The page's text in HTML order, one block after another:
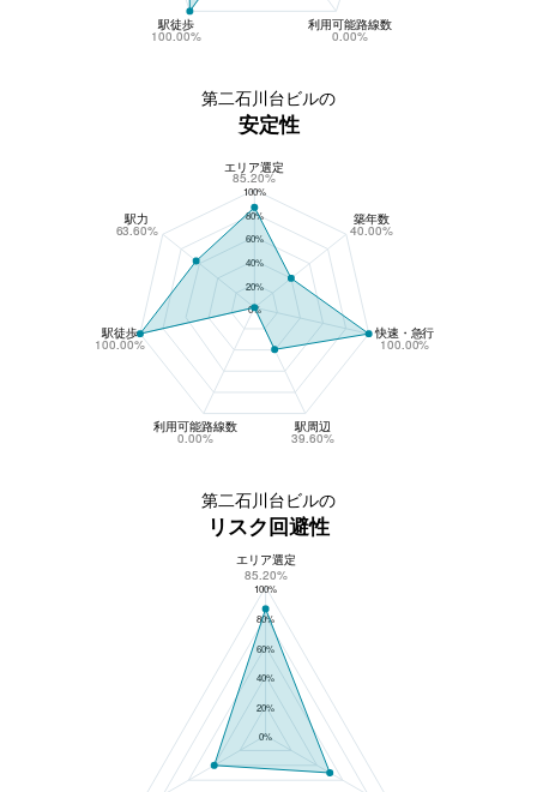
駅徒歩
100.00%
利用可能路線数
0.00%
第二石川台ビルの
安定性
100%
80%
60%
40%
20%
0%
エリア選定
85.20%
駅力
63.60%
駅徒歩
100.00%
利用可能路線数
0.00%
駅周辺
39.60%
快速・急行
100.00%
築年数
40.00%
第二石川台ビルの
リスク回避性
第二石川台ビルのリスク回避性
100%
80%
60%
40%
20%
0%
エリア選定
85.20%